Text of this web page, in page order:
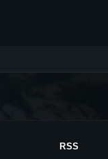
RSS